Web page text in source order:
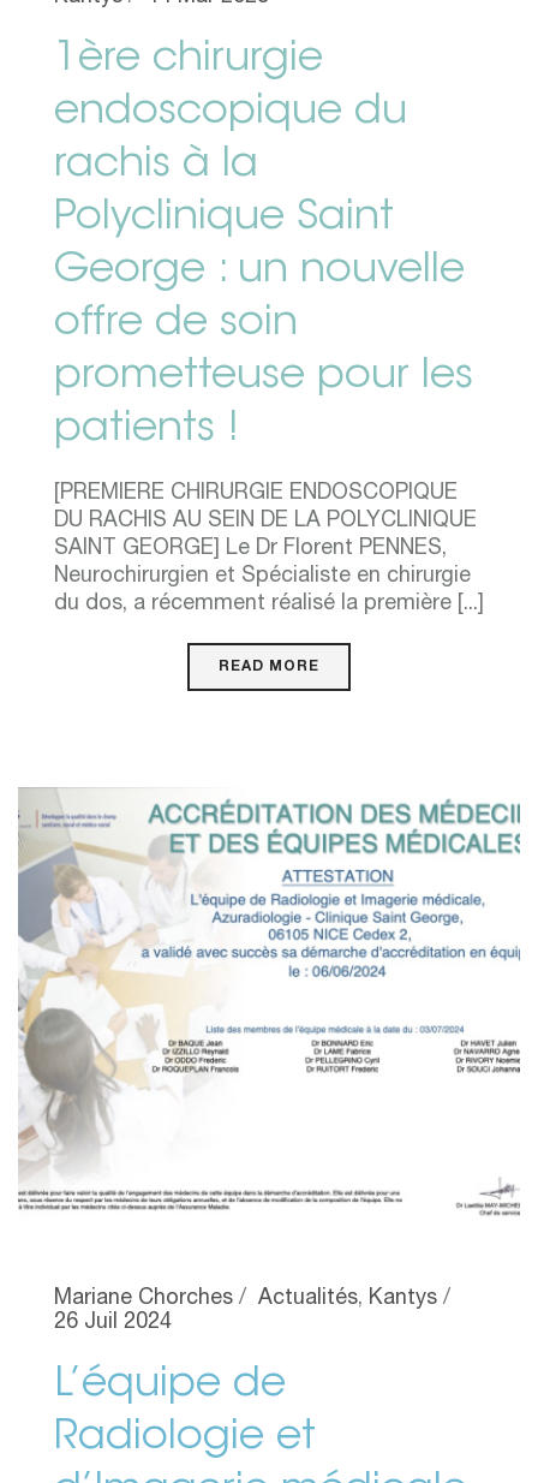
1ère chirurgie
endoscopique du
rachis à la
Polyclinique Saint
George : un nouvelle
offre de soin
prometteuse pour les
patients !
[PREMIERE CHIRURGIE ENDOSCOPIQUE
DU RACHIS AU SEIN DE LA POLYCLINIQUE
SAINT GEORGE] Le Dr Florent PENNES,
Neurochirurgien et Spécialiste en chirurgie
du dos, a récemment réalisé la première [...]
READ MORE
Mariane Chorches Actualités, Kantys
26 Juil 2024
L’équipe de
Radiologie et